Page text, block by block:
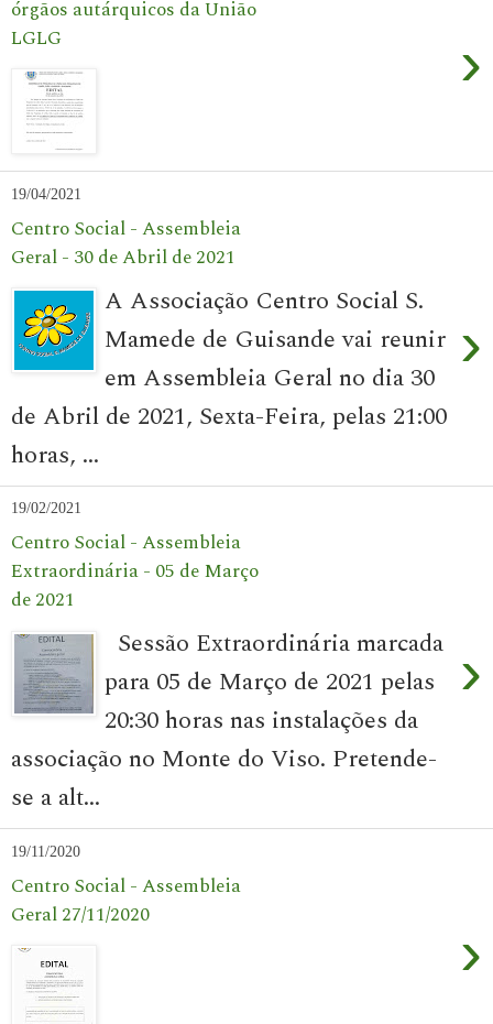
órgãos autárquicos da União
LGLG
›
19/04/2021
Centro Social - Assembleia
Geral - 30 de Abril de 2021
›
A Associação Centro Social S.
Mamede de Guisande vai reunir
em Assembleia Geral no dia 30
de Abril de 2021, Sexta-Feira, pelas 21:00
horas, ...
19/02/2021
Centro Social - Assembleia
Extraordinária - 05 de Março
de 2021
›
Sessão Extraordinária marcada
para 05 de Março de 2021 pelas
20:30 horas nas instalações da
associação no Monte do Viso. Pretende-
se a alt...
19/11/2020
Centro Social - Assembleia
Geral 27/11/2020
›